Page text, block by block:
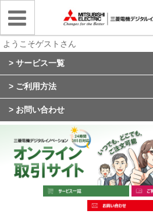
ようこそゲストさん
> サービス一覧
> ご利用方法
> お問い合わせ